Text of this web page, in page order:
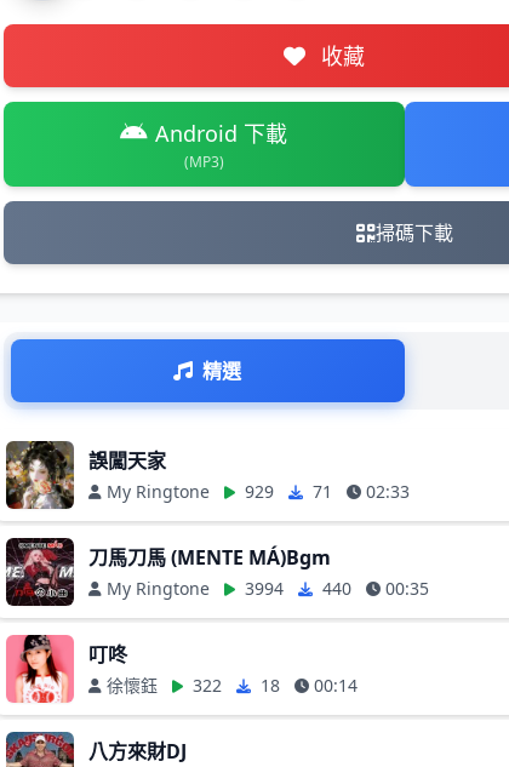
收藏
Android 下載
(MP3)
掃碼下載
精選
誤闖天家
My Ringtone 929 71 02:33
刀馬刀馬 (MENTE MÁ)Bgm
My Ringtone 3994 440 00:35
叮咚
徐懷鈺 322 18 00:14
八方來財DJ